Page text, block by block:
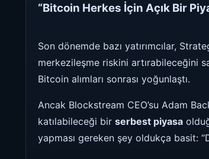
“Bitcoin Herkes İçin Açık Bir
Son dönemde bazı yatırımcılar,
merkezileşme riskini artırabileceğini
Bitcoin alımları sonrası yoğunlaştı.
Ancak Blockstream CEO’su Adam
katılabileceği bir serbest piyasa
yapması gereken şey oldukça basit: